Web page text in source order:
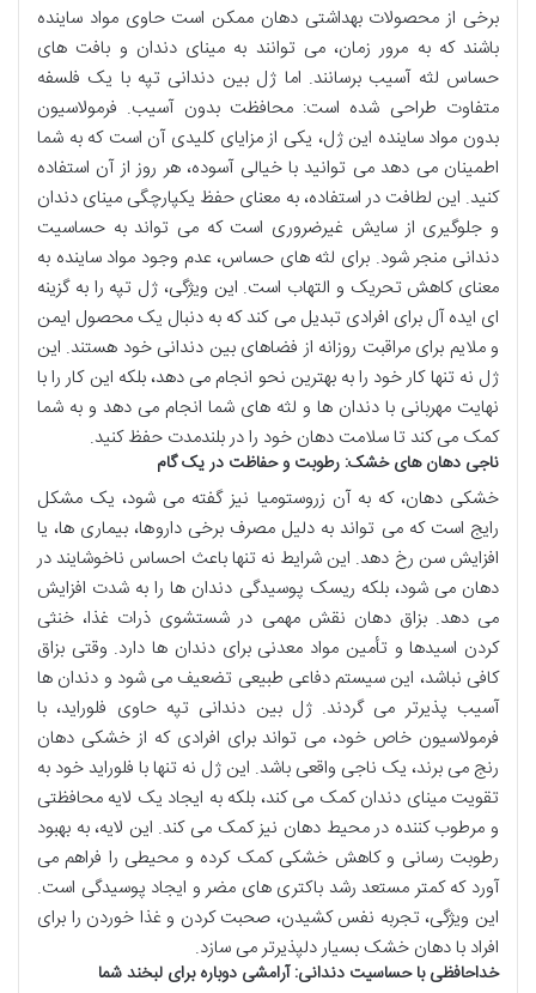
برخی از محصولات بهداشتی دهان ممکن است حاوی مواد ساینده
باشند که به مرور زمان، می توانند به مینای دندان و بافت های
حساس لثه آسیب برسانند. اما ژل بین دندانی تپه با یک فلسفه
متفاوت طراحی شده است: محافظت بدون آسیب. فرمولاسیون
بدون مواد ساینده این ژل، یکی از مزایای کلیدی آن است که به شما
اطمینان می دهد می توانید با خیالی آسوده، هر روز از آن استفاده
کنید. این لطافت در استفاده، به معنای حفظ یکپارچگی مینای دندان
و جلوگیری از سایش غیرضروری است که می تواند به حساسیت
دندانی منجر شود. برای لثه های حساس، عدم وجود مواد ساینده به
معنای کاهش تحریک و التهاب است. این ویژگی، ژل تپه را به گزینه
ای ایده آل برای افرادی تبدیل می کند که به دنبال یک محصول ایمن
و ملایم برای مراقبت روزانه از فضاهای بین دندانی خود هستند. این
ژل نه تنها کار خود را به بهترین نحو انجام می دهد، بلکه این کار را با
نهایت مهربانی با دندان ها و لثه های شما انجام می دهد و به شما
کمک می کند تا سلامت دهان خود را در بلندمدت حفظ کنید.
ناجی دهان های خشک: رطوبت و حفاظت در یک گام
خشکی دهان، که به آن زروستومیا نیز گفته می شود، یک مشکل
رایج است که می تواند به دلیل مصرف برخی داروها، بیماری ها، یا
افزایش سن رخ دهد. این شرایط نه تنها باعث احساس ناخوشایند در
دهان می شود، بلکه ریسک پوسیدگی دندان ها را به شدت افزایش
می دهد. بزاق دهان نقش مهمی در شستشوی ذرات غذا، خنثی
کردن اسیدها و تأمین مواد معدنی برای دندان ها دارد. وقتی بزاق
کافی نباشد، این سیستم دفاعی طبیعی تضعیف می شود و دندان ها
آسیب پذیرتر می گردند. ژل بین دندانی تپه حاوی فلوراید، با
فرمولاسیون خاص خود، می تواند برای افرادی که از خشکی دهان
رنج می برند، یک ناجی واقعی باشد. این ژل نه تنها با فلوراید خود به
تقویت مینای دندان کمک می کند، بلکه به ایجاد یک لایه محافظتی
و مرطوب کننده در محیط دهان نیز کمک می کند. این لایه، به بهبود
رطوبت رسانی و کاهش خشکی کمک کرده و محیطی را فراهم می
آورد که کمتر مستعد رشد باکتری های مضر و ایجاد پوسیدگی است.
این ویژگی، تجربه نفس کشیدن، صحبت کردن و غذا خوردن را برای
افراد با دهان خشک بسیار دلپذیرتر می سازد.
خداحافظی با حساسیت دندانی: آرامشی دوباره برای لبخند شما